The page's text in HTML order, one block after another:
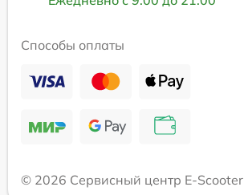
Способы оплаты
© 2026 Сервисный центр E-Scooter